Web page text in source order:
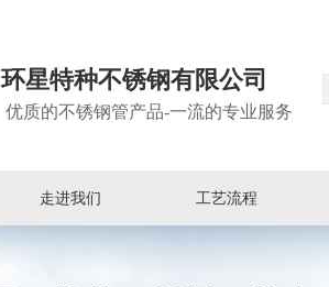
环星特种不锈钢有限公司
优质的不锈钢管产品-一流的专业服务
走进我们 工艺流程